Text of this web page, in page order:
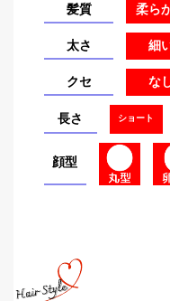
髪質 柔ら
太さ 細
クセ な
長さ ショート
顔型